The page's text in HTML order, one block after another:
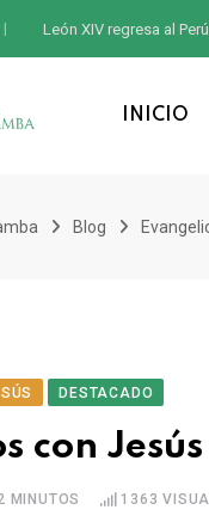
León XIV regresa al
INICIO
Blog
DESTACADO
con
MINUTOS 1363